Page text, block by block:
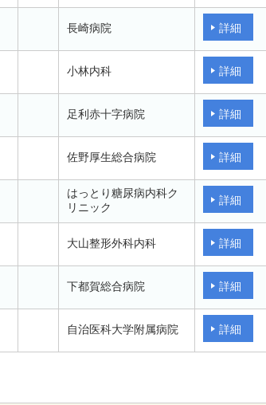
長崎病院 詳細
小林内科 詳細
足利赤十字病院 詳細
佐野厚生総合病院 詳細
はっとり糖尿病内科ク
リニック
詳細
大山整形外科内科 詳細
下都賀総合病院 詳細
自治医科大学附属病院 詳細